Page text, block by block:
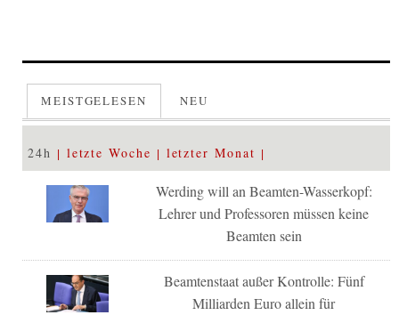
MEISTGELESEN NEU
24h letzte Woche letzter Monat
Werding will an Beamten-Wasserkopf:
Lehrer und Professoren müssen keine
Beamten sein
Beamtenstaat außer Kontrolle: Fünf
Milliarden Euro allein für